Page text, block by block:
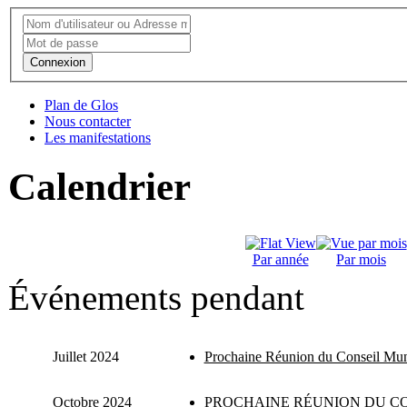
Connexion
Plan de Glos
Nous contacter
Les manifestations
Calendrier
Par année Par mois
Événements pendant
Juillet 2024 Prochaine Réunion du Conseil
Octobre 2024 PROCHAINE RÉUNION DU